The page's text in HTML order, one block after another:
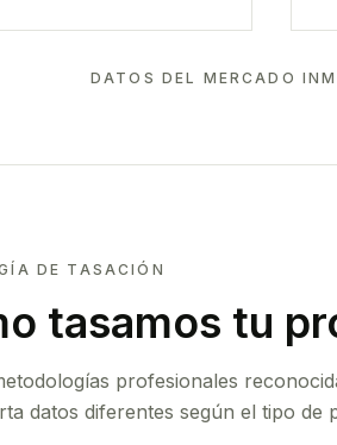
DATOS DEL MERCADO
DE TASACIÓN
tasamos tu
profesionales
datos diferentes según el tipo de